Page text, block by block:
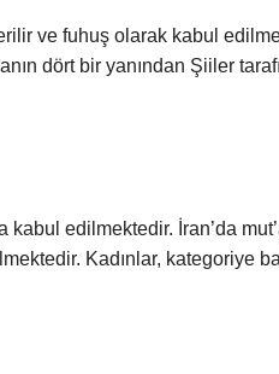
ve fuhuş olarak kabul
dört bir yanından Şiiler
kabul edilmektedir. İran’da
Kadınlar, kategoriye